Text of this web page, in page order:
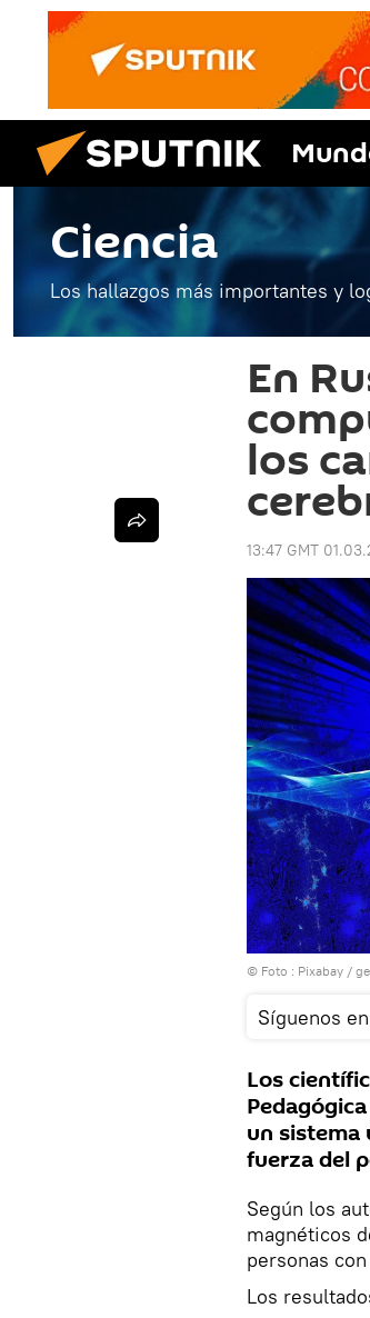
Ciencia
Los hallazgos más importantes y
En
los
13:47 GMT
© Foto : Pixabay /
Síguenos en
Los
un sistema
fuerza del
Según los
magnéticos
personas
Los